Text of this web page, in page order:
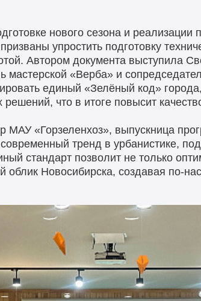
нового сезона и
упростить подготовку
Автором документа выступила
мастерской «Верба» и
единый «Зелёный код»
что в итоге повысит
МАУ «Горзеленхоз», выпускница
тренд в урбанистике,
стандарт позволит не только
облик Новосибирска, создавая по-